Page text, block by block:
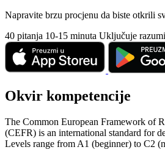
Napravite brzu procjenu da biste otkrili
40 pitanja 10-15 minuta Uključuje
Okvir kompetencije
The Common European Framework of
(CEFR) is an international standard for
Levels range from A1 (beginner) to C2